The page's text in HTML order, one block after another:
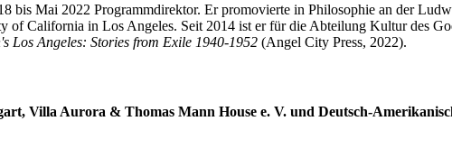
bis Mai 2022 Programmdirektor. Er promovierte in Philosophie an der
California in Los Angeles. Seit 2014 ist er für die Abteilung Kultur des
Los Angeles: Stories from Exile 1940-1952 (Angel City Press, 2022).
Villa Aurora & Thomas Mann House e. V. und Deutsch-